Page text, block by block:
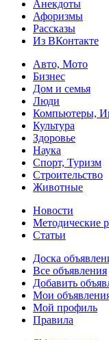
Анекдоты
Афоризмы
Рассказы
Из ВКонтакте
Авто, Мото
Бизнес
Дом и семья
Люди
Компьютеры,
Культура
Здоровье
Наука
Спорт, Туризм
Строительство
Животные
Новости
Методические
Статьи
Доска
Все объявления
Добавить
Мои
Мой профиль
Правила